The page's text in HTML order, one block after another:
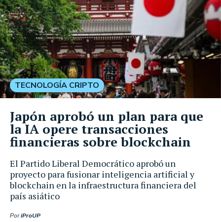
El Partido Liberal Democrático aprobó un
proyecto para fusionar inteligencia artificial y
blockchain en la infraestructura financiera del
país asiático
PoriProUP
TECNOLOGÍA CRIPTO
Japón aprobó un plan para que
la IA opere transacciones
financieras sobre blockchain